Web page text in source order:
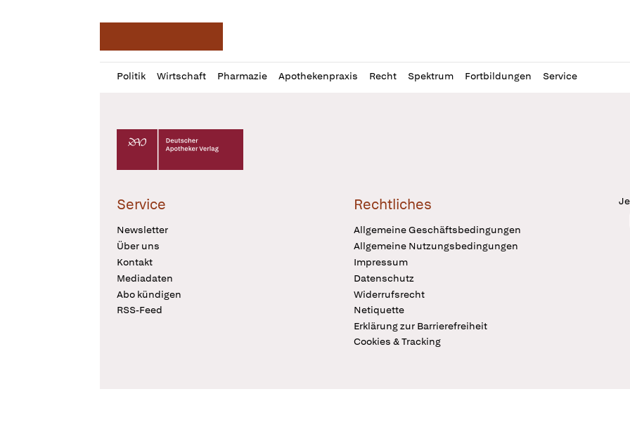
Politik Wirtschaft Pharmazie Apothekenpraxis Recht Spektrum Fortbildungen Service
Profil
öffnen
Daz
Pur
Deutscher Apotheker Verlag Logo
Service
Newsletter
Über uns
Kontakt
Mediadaten
Abo kündigen
RSS-Feed
Rechtliches
Allgemeine Geschäftsbedingungen
Allgemeine Nutzungsbedingungen
Impressum
Datenschutz
Widerrufsrecht
Netiquette
Erklärung zur Barrierefreiheit
Cookies & Tracking